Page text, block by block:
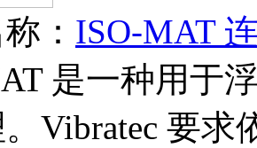
： ISO-MAT
是一种用于
Vibratec 要求